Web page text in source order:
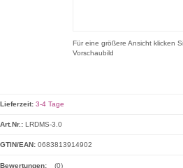
Für eine größere Ansicht klicken
Vorschaubild
Lieferzeit: 3-4 Tage
Art.Nr.: LRDMS-3.0
GTIN/EAN: 0683813914902
Bewertungen: (0)